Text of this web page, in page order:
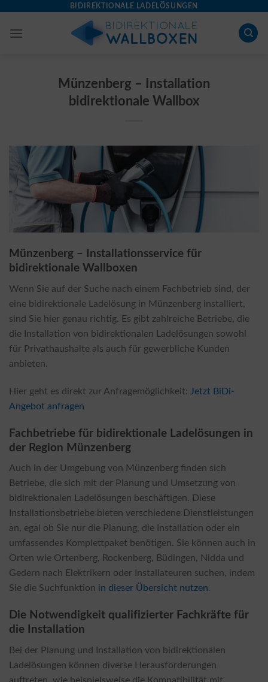
content
BIDIREKTIONALE LADELÖSUNGEN
Münzenberg – Installation
bidirektionale Wallbox
Münzenberg – Installationsservice für
bidirektionale Wallboxen
Wenn Sie auf der Suche nach einem Fachbetrieb sind, der
eine bidirektionale Ladelösung in Münzenberg installiert,
sind Sie hier genau richtig. Es gibt zahlreiche Betriebe, die
die Installation von bidirektionalen Ladelösungen sowohl
für Privathaushalte als auch für gewerbliche Kunden
anbieten.
Hier geht es direkt zur Anfragemöglichkeit: Jetzt BiDi-
Angebot anfragen
Fachbetriebe für bidirektionale Ladelösungen in
der Region Münzenberg
Auch in der Umgebung von Münzenberg finden sich
Betriebe, die sich mit der Planung und Umsetzung von
bidirektionalen Ladelösungen beschäftigen. Diese
Installationsbetriebe bieten verschiedene Dienstleistungen
an, egal ob Sie nur die Planung, die Installation oder ein
umfassendes Komplettpaket benötigen. Sie können auch in
Orten wie Ortenberg, Rockenberg, Büdingen, Nidda und
Gedern nach Elektrikern oder Installateuren suchen, indem
Sie die Suchfunktion in dieser Übersicht nutzen.
Die Notwendigkeit qualifizierter Fachkräfte für
die Installation
Bei der Planung und Installation von bidirektionalen
Ladelösungen können diverse Herausforderungen
auftreten, wie beispielsweise die Kompatibilität mit